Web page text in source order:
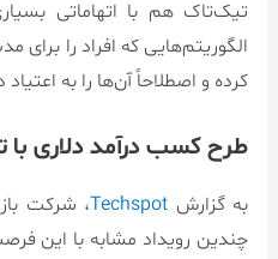
تیک‌تاک هم با اتهاماتی
الگوریتم‌هایی که افراد را
کرده و اصطلاحاً آن‌ها را به
طرح کسب درآمد دلاری
به گزارش Techspot
چندین رویداد مشابه با این